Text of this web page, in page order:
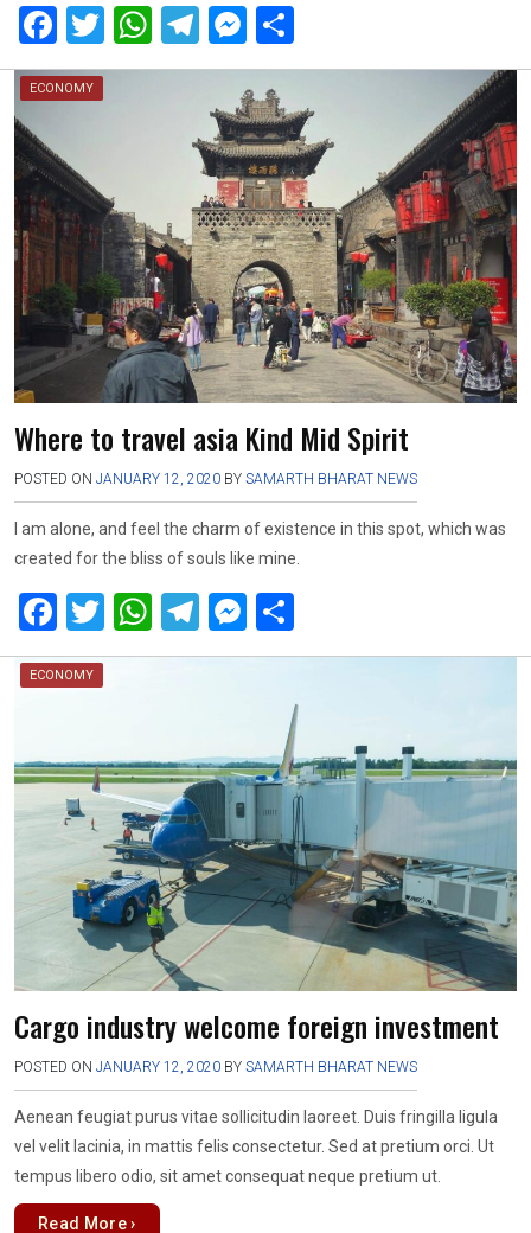
F
a
ce
o
o
k
T
wi
W
h
p
p
T
el
e
gr
a
m
M
es
se
n
g
er
h
ar
e
ECONOMY
Where to travel asia Kind Mid Spirit
POSTED ON JANUARY 12, 2020 BY SAMARTH BHARAT NEWS
I am alone, and feel the charm of existence in this spot, which was
created for the bliss of souls like mine.
F
a
ce
o
o
k
T
wi
W
h
A
p
p
T
el
a
m
M
es
g
er
h
e
ECONOMY
Cargo industry welcome foreign investment
POSTED ON JANUARY 12, 2020 BY SAMARTH BHARAT NEWS
Aenean feugiat purus vitae sollicitudin laoreet. Duis fringilla ligula
vel velit lacinia, in mattis felis consectetur. Sed at pretium orci. Ut
tempus libero odio, sit amet consequat neque pretium ut.
Read More ›